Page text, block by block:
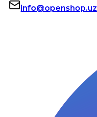
info@openshop.uz